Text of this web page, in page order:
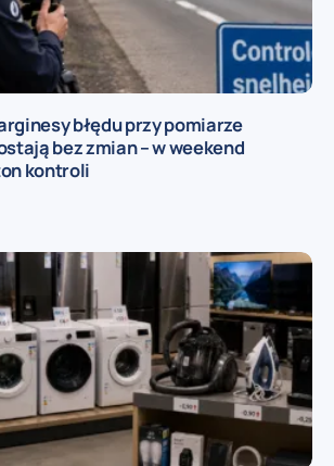
błędu przy pomiarze
bez zmian – w weekend
kontroli